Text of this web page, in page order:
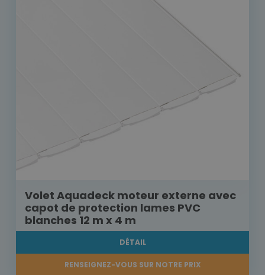
Volet Aquadeck moteur externe avec
capot de protection lames PVC
blanches 12 m x 4 m
DÉTAIL
RENSEIGNEZ-VOUS SUR NOTRE PRIX